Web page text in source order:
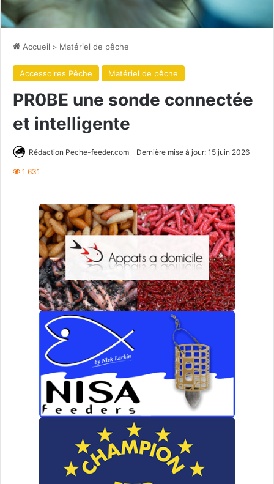
Accueil > Matériel de pêche
Accessoires Pêche Matériel de pêche
PR0BE une sonde connectée
et intelligente
Rédaction Peche-feeder.com Dernière mise à jour: 15 juin 2026
1 631